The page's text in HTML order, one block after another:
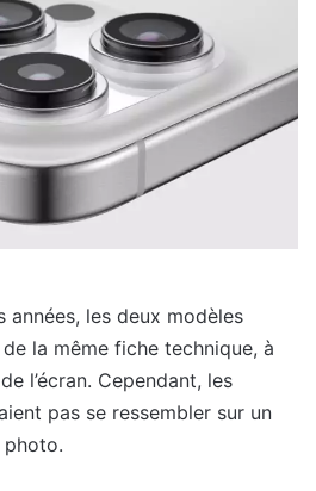
années, les deux modèles
la même fiche technique, à
l’écran. Cependant, les
pas se ressembler sur un